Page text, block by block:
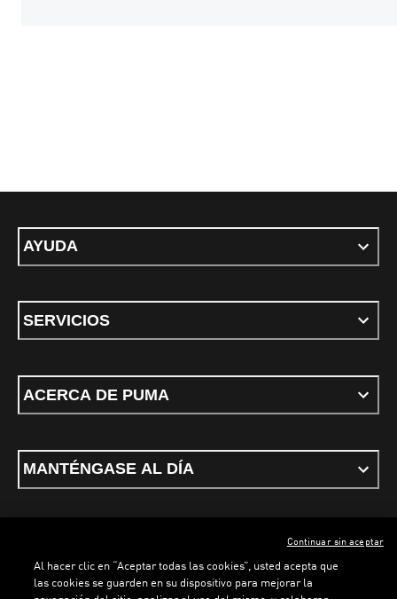
AYUDA
SERVICIOS
ACERCA DE PUMA
MANTÉNGASE AL DÍA
ESPAÑOL
Al hacer clic en “Aceptar todas las cookies”, usted acepta que
las cookies se guarden en su dispositivo para mejorar la
Continuar sin aceptar